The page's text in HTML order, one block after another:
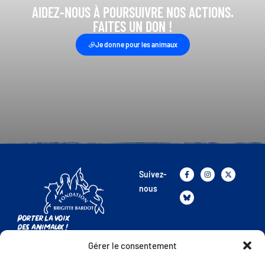
Gérer le consentement
AIDEZ-NOUS À POURSUIVRE NOS ACTIONS.
FAITES UN DON !
Je donne pour les animaux
Porter la voix
des animaux !
Suivez-
nous